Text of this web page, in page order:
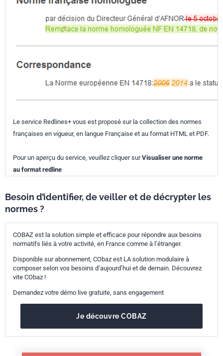
Le service Redlines+ vous est proposé sur la collection des normes
françaises en vigueur, en langue Française et au format HTML et PDF.
Pour un aperçu du service, veuillez cliquer surVisualiser une norme
au format redline
Besoin d’identifier, de veiller et de décrypter les
normes ?
COBAZ est la solution simple et efficace pour répondre aux besoins
normatifs liés à votre activité, en France comme à l’étranger.
Disponible sur abonnement, CObaz est LA solution modulaire à
composer selon vos besoins d’aujourd’hui et de demain. Découvrez
vite CObaz !
Demandez votre démo live gratuite, sans engagement
Je découvre COBAZ